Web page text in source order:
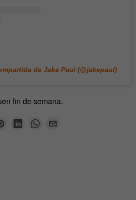
de Jake Paul (@jakepaul)
fin de semana.